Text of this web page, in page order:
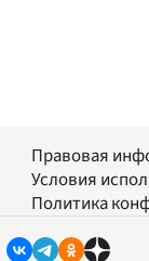
Правовая
Условия
Политика